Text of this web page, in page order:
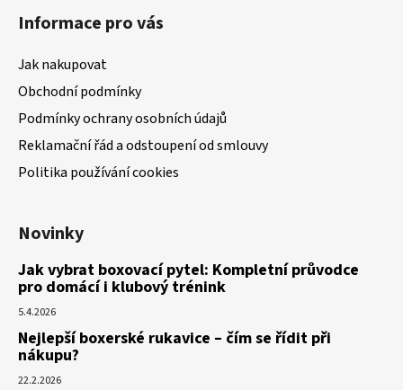
Informace pro vás
Jak nakupovat
Obchodní podmínky
Podmínky ochrany osobních údajů
Reklamační řád a odstoupení od smlouvy
Politika používání cookies
Novinky
Jak vybrat boxovací pytel: Kompletní průvodce
pro domácí i klubový trénink
5.4.2026
Nejlepší boxerské rukavice – čím se řídit při
nákupu?
22.2.2026